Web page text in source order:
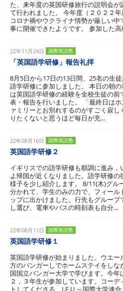
た、来年度の英国研修旅行の説明会が
て行われました。 今年度（２０２２年
コロナ禍やウクライナ情勢が厳しい中
事に開催できたようです。 参加した
22年11月24日 国際英語塾
「英国語学研修」報告礼拝
8月5日から17日の13日間、25名の生
語学研修に参加しました。 本日の朝
は英国語学研修の経験を全校生徒の前
表・報告を行いました。 「最終日はホ
ァミリーとお別れするのがすごく寂し
りたくないと思うほど毎日が充…
22年08月16日 国際英語塾
英国語学研修２
イギリスでの語学研修も順調に進み，
よ帰国が近くなりました。語学研修の
様子を少し紹介します。 8/11(木)グル
分かれて、学生のみの力で、フィール
ップに出かけました。行先もグループ
し選び、電車やバスの時刻表も自分…
22年08月11日 国際英語塾
英国語学研修１
英国語学研修が始まりました。ウエー
方のバンガーしでホームステイをしな
国国立バンガー大学で学びます。今年
２，３年生が参加しています。コーデ
トしてくださる I.F.U ～国際大学連